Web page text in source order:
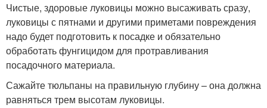
Чистые, здоровые луковицы можно высаживать сразу,
луковицы с пятнами и другими приметами повреждения
надо будет подготовить к посадке и обязательно
обработать фунгицидом для протравливания
посадочного материала.
Сажайте тюльпаны на правильную глубину – она должна
равняться трем высотам луковицы.